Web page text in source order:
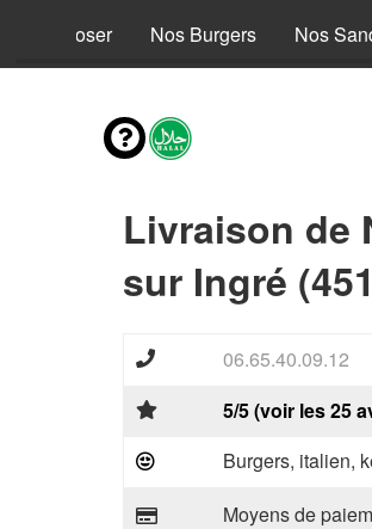
à composer Nos Burgers Nos
Livraison de
sur Ingré
06.65.40.09.12
5/5 (voir les 25
Burgers, italien,
Moyens de